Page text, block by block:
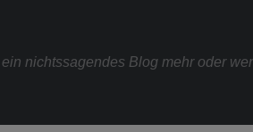
ein nichtssagendes Blog mehr oder